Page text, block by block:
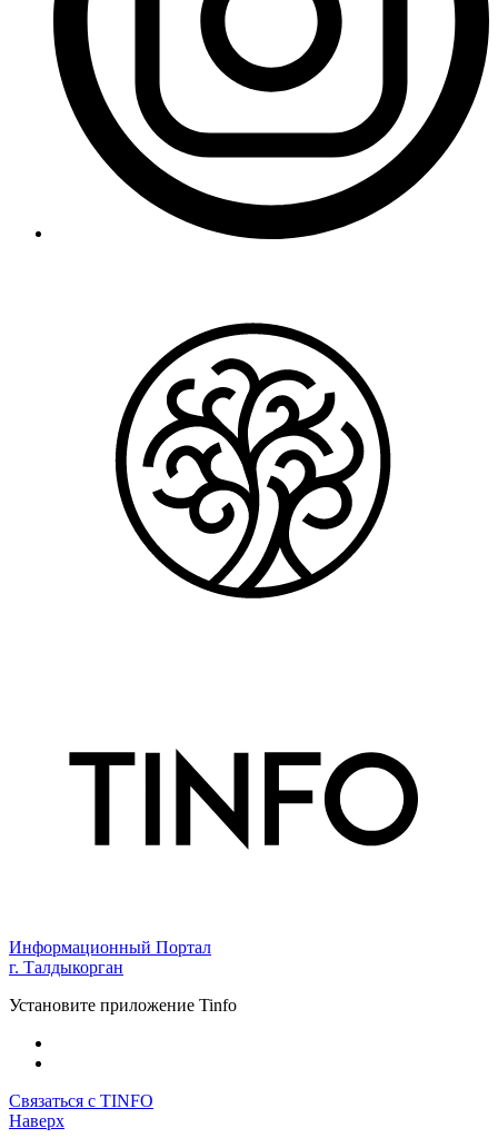
Информационный Портал
г. Талдыкорган
Установите приложение Tinfo
Связаться с TINFO
Наверх